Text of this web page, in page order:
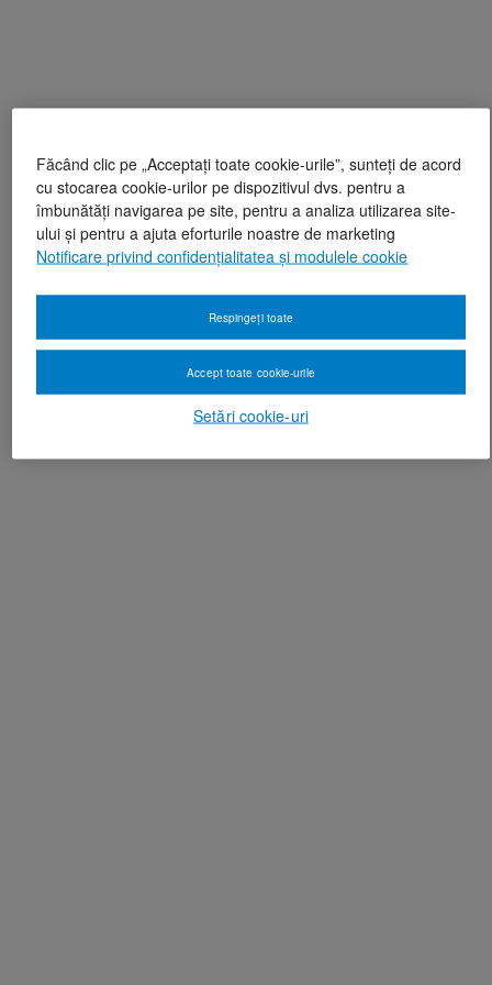
Făcând clic pe „Acceptați toate cookie-urile”, sunteți de acord
cu stocarea cookie-urilor pe dispozitivul dvs. pentru a
îmbunătăți navigarea pe site, pentru a analiza utilizarea site-
ului și pentru a ajuta eforturile noastre de marketing
Notificare privind confidențialitatea și modulele cookie
Setări cookie-uri
Respingeți toate
Accept toate cookie-urile